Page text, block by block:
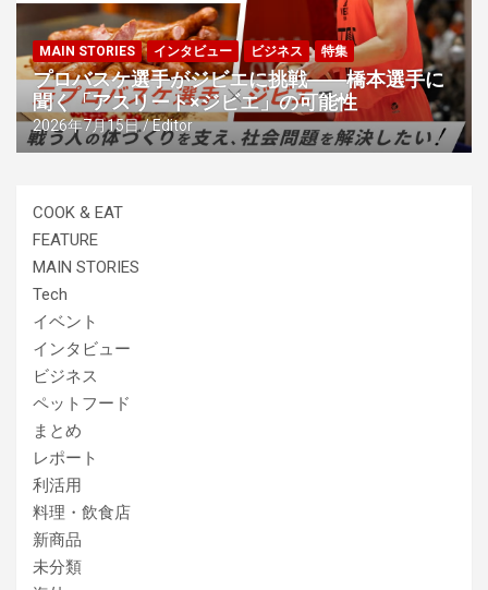
MAIN STORIES インタビュー ビジネス 特集
プロバスケ選手がジビエに挑戦――橋本選手に
聞く「アスリート×ジビエ」の可能性
2026年7月15日 Editor
COOK & EAT
FEATURE
MAIN STORIES
Tech
イベント
インタビュー
ビジネス
ペットフード
まとめ
レポート
利活用
料理・飲食店
新商品
未分類